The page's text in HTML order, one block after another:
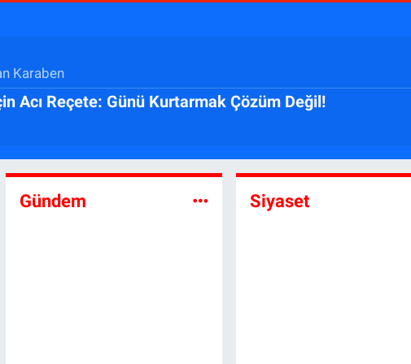
Karaben
Acı Reçete: Günü Kurtarmak Çözüm Değil!
Gündem Siyaset